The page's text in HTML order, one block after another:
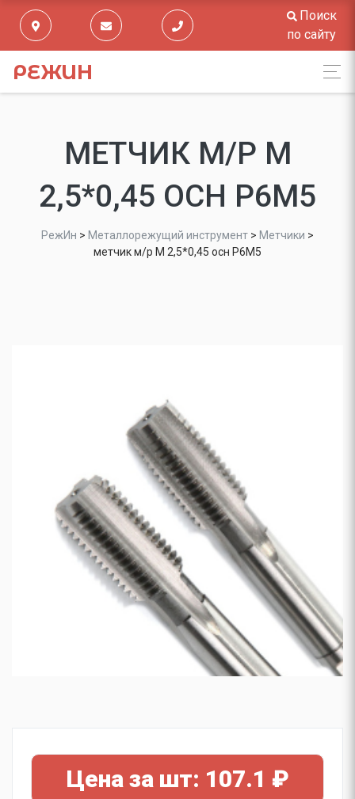
Поиск
по сайту
РЕЖИН
МЕТЧИК М/Р М
2,5*0,45 ОСН Р6М5
РежИн > Металлорежущий инструмент > Метчики >
метчик м/р М 2,5*0,45 осн Р6М5
Цена за шт: 107.1 ₽